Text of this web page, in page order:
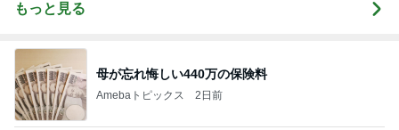
もっと見る
母が忘れ悔しい440万の保険料
Amebaトピックス 2日前